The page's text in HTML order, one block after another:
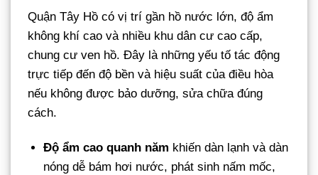
Quận Tây Hồ có vị trí gần hồ nước lớn, độ ẩm
không khí cao và nhiều khu dân cư cao cấp,
chung cư ven hồ. Đây là những yếu tố tác động
trực tiếp đến độ bền và hiệu suất của điều hòa
nếu không được bảo dưỡng, sửa chữa đúng
cách.
Độ ẩm cao quanh năm khiến dàn lạnh và dàn
nóng dễ bám hơi nước, phát sinh nấm mốc,